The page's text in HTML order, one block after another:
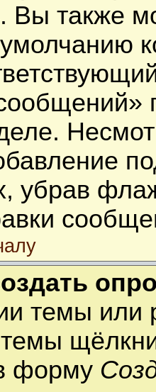
Вы также
убрав
темы или
форму